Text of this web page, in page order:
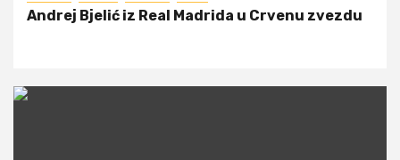
Andrej Bjelić iz Real Madrida u Crvenu zvezdu